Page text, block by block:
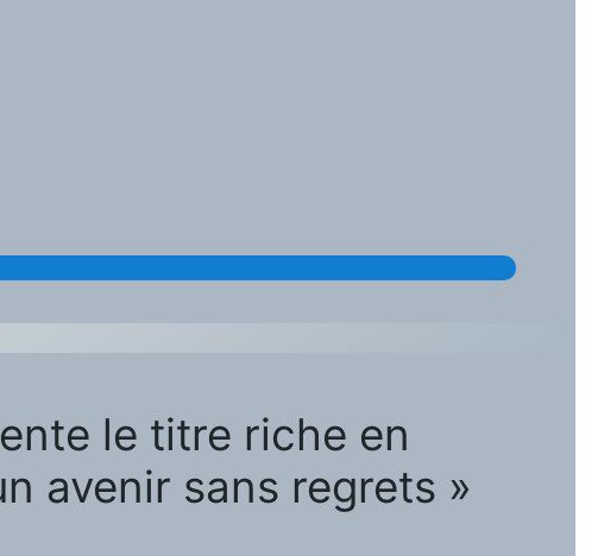
le titre riche en
avenir sans regrets »